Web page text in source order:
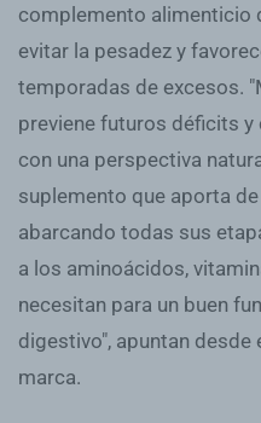
complemento alimenticio
evitar la pesadez y
temporadas de excesos.
previene futuros déficits
con una perspectiva
suplemento que aporta
abarcando todas sus
a los aminoácidos,
necesitan para un buen
digestivo", apuntan desde
marca.